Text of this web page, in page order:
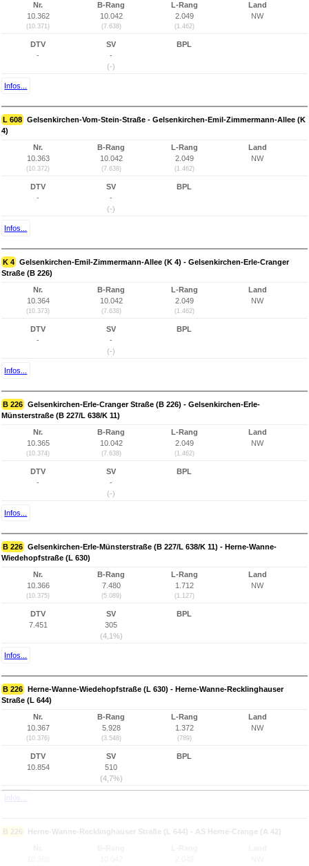
Nr.
10.362
(10.371)
B-Rang
10.042
(7.638)
L-Rang
2.049
(1.462)
Land
NW
DTV
-
SV
-
(-)
BPL
Infos...
L 608 Gelsenkirchen-Vom-Stein-Straße - Gelsenkirchen-Emil-Zimmermann-Allee (K
4)
Nr.
10.363
(10.372)
B-Rang
10.042
(7.638)
L-Rang
2.049
(1.462)
Land
NW
DTV
-
SV
-
(-)
BPL
Infos...
K 4 Gelsenkirchen-Emil-Zimmermann-Allee (K 4) - Gelsenkirchen-Erle-Cranger
Straße (B 226)
Nr.
10.364
(10.373)
B-Rang
10.042
(7.638)
L-Rang
2.049
(1.462)
Land
NW
DTV
-
SV
-
(-)
BPL
Infos...
B 226 Gelsenkirchen-Erle-Cranger Straße (B 226) - Gelsenkirchen-Erle-
Münsterstraße (B 227/L 638/K 11)
Nr.
10.365
(10.374)
B-Rang
10.042
(7.638)
L-Rang
2.049
(1.462)
Land
NW
DTV
-
SV
-
(-)
BPL
Infos...
B 226 Gelsenkirchen-Erle-Münsterstraße (B 227/L 638/K 11) - Herne-Wanne-
Wiedehopfstraße (L 630)
Nr.
10.366
(10.375)
B-Rang
7.480
(5.089)
L-Rang
1.712
(1.127)
Land
NW
DTV
7.451
SV
305
(4,1%)
BPL
Infos...
B 226 Herne-Wanne-Wiedehopfstraße (L 630) - Herne-Wanne-Recklinghauser
Straße (L 644)
Nr.
10.367
(10.376)
B-Rang
5.928
(3.548)
L-Rang
1.372
(789)
Land
NW
DTV
10.854
SV
510
(4,7%)
BPL
Infos...
B 226 Herne-Wanne-Recklinghauser Straße (L 644) - AS Herne-Crange (A 42)